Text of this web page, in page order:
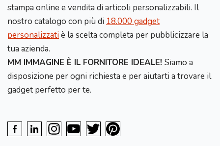
stampa online e vendita di articoli personalizzabili. Il
nostro catalogo con più di 18.000 gadget
personalizzatiè la scelta completa per pubblicizzare la
tua azienda.
MM IMMAGINE È IL FORNITORE IDEALE! Siamo a
disposizione per ogni richiesta e per aiutarti a trovare il
gadget perfetto per te.